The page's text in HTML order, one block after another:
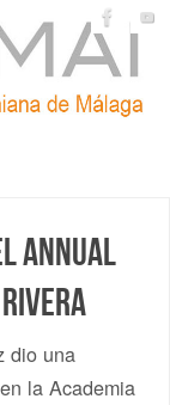
Annual
dio una
la Academia